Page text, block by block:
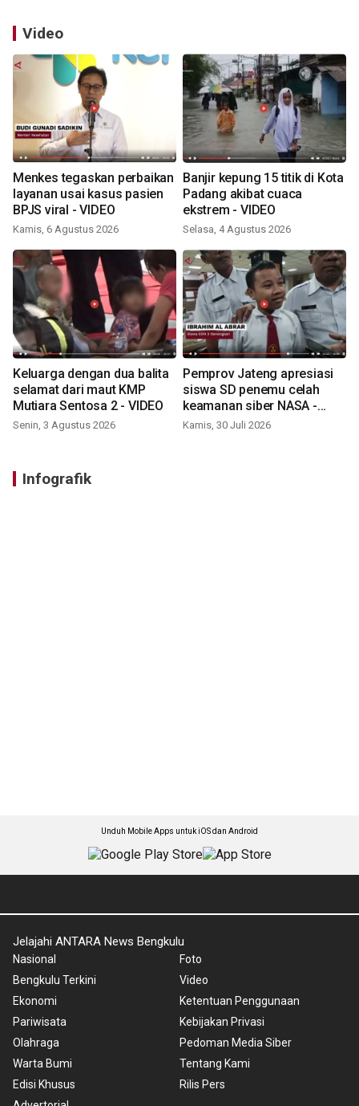
Video
Menkes tegaskan perbaikan
layanan usai kasus pasien
BPJS viral - VIDEO
Kamis, 6 Agustus 2026
Banjir kepung 15 titik di Kota
Padang akibat cuaca
ekstrem - VIDEO
Selasa, 4 Agustus 2026
Keluarga dengan dua balita
selamat dari maut KMP
Mutiara Sentosa 2 - VIDEO
Senin, 3 Agustus 2026
Pemprov Jateng apresiasi
siswa SD penemu celah
keamanan siber NASA -
VIDEO
Kamis, 30 Juli 2026
Infografik
Unduh Mobile Apps untuk iOS dan Android
Jelajahi ANTARA News Bengkulu
Nasional
Bengkulu Terkini
Ekonomi
Pariwisata
Olahraga
Warta Bumi
Edisi Khusus
Foto
Video
Ketentuan Penggunaan
Kebijakan Privasi
Pedoman Media Siber
Tentang Kami
Rilis Pers